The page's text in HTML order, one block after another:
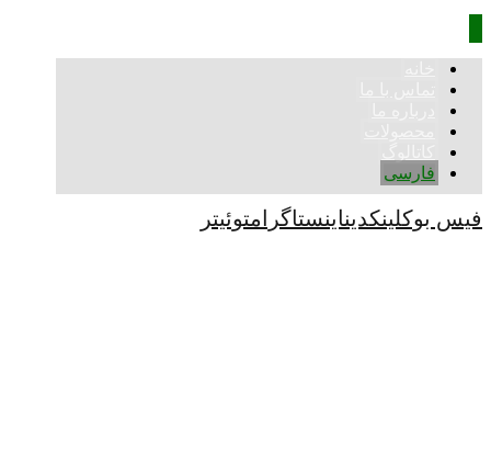
فارسی
فیس بوکلینکدیناینستاگرامتوئیتر